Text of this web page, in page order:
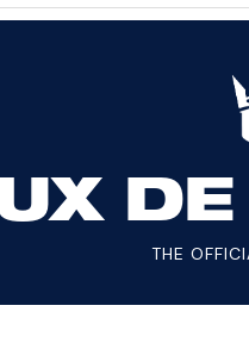
THE